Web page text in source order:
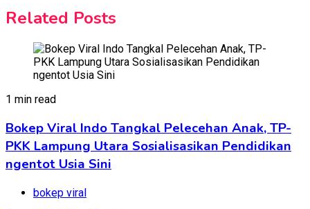
Related Posts
1 min read
Bokep Viral Indo Tangkal Pelecehan Anak, TP-
PKK Lampung Utara Sosialisasikan Pendidikan
ngentot Usia Sini
bokep viral